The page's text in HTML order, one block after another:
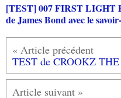
[TEST] 007 FIRST LIGHT
de James Bond avec le